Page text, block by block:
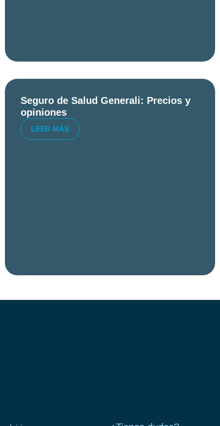
Seguro de Salud Generali: Precios y
opiniones
LEER MÁS